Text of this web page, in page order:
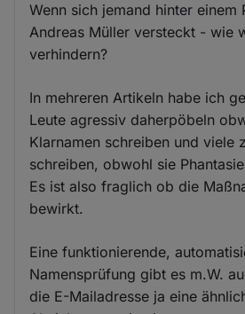
Wenn sich jemand hinter einem
Andreas Müller versteckt - wie
verhindern?
In mehreren Artikeln habe ich
Leute agressiv daherpöbeln
Klarnamen schreiben und viele
schreiben, obwohl sie
Es ist also fraglich ob die
bewirkt.
Eine funktionierende,
Namensprüfung gibt es m.W.
die E-Mailadresse ja eine